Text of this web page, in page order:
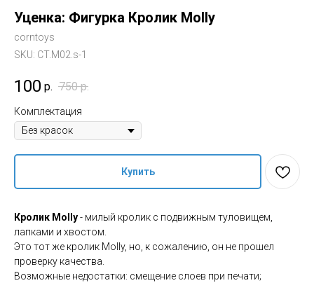
Уценка: Фигурка Кролик Molly
corntoys
SKU: CT.M02.s-1
100 р. 750 р.
Комплектация
Купить
Кролик Molly- милый кролик с подвижным туловищем,
лапками и хвостом.
Это тот же кролик Molly, но, к сожалению, он не прошел
проверку качества.
Возможные недостатки: смещение слоев при печати;